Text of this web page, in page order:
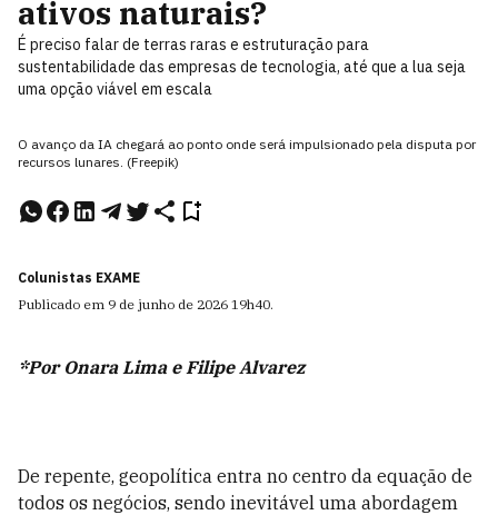
ativos naturais?
É preciso falar de terras raras e estruturação para
sustentabilidade das empresas de tecnologia, até que a lua seja
uma opção viável em escala
O avanço da IA chegará ao ponto onde será impulsionado pela disputa por
recursos lunares. (Freepik)
Colunistas EXAME
Publicado em 9 de junho de 2026 19h40.
*Por Onara Lima e Filipe Alvarez
De repente, geopolítica entra no centro da equação de
todos os negócios, sendo inevitável uma abordagem